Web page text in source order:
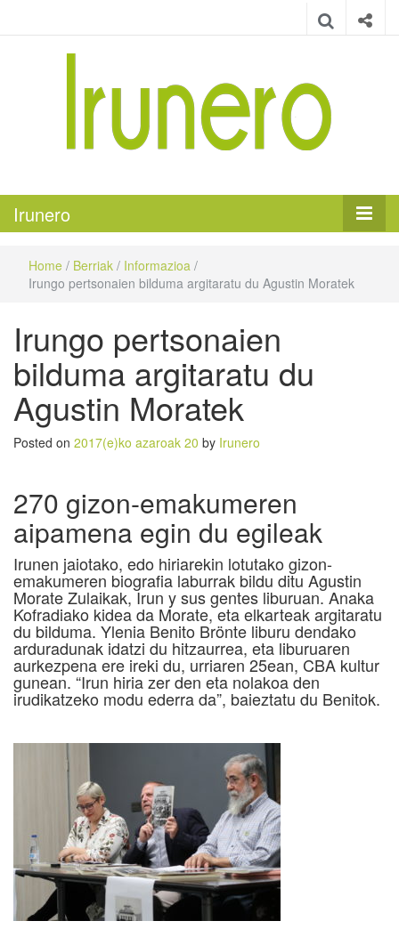
Irunero
Home / Berriak / Informazioa /
Irungo pertsonaien bilduma argitaratu du Agustin Moratek
Irungo pertsonaien
bilduma argitaratu du
Agustin Moratek
Posted on 2017(e)ko azaroak 20 by Irunero
270 gizon-emakumeren
aipamena egin du egileak
Irunen jaiotako, edo hiriarekin lotutako gizon-
emakumeren biografia laburrak bildu ditu Agustin
Morate Zulaikak, Irun y sus gentes liburuan. Anaka
Kofradiako kidea da Morate, eta elkarteak argitaratu
du bilduma. Ylenia Benito Brönte liburu dendako
arduradunak idatzi du hitzaurrea, eta liburuaren
aurkezpena ere ireki du, urriaren 25ean, CBA kultur
gunean. “Irun hiria zer den eta nolakoa den
irudikatzeko modu ederra da”, baieztatu du Benitok.